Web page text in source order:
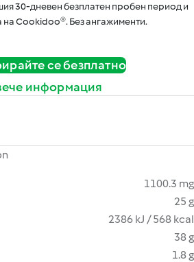
30-дневен безплатен пробен период и
на Cookidoo®. Без ангажименти.
се безплатно
информация
1100.3 mg
25 g
2386 kJ / 568 kcal
38 g
1.8 g